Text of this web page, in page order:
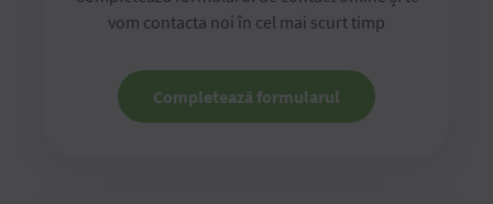
vom contacta noi în cel mai scurt timp
Completează formularul